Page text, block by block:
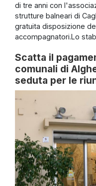
di tre anni con
strutture balneari di
gratuita disposizione
accompagnatori.Lo
Scatta il
comunali di
seduta per le